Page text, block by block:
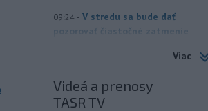
09:24 - V stredu sa bude dať
pozorovať čiastočné zatmenie
podala v súvislosti s určením
volebných obvodov celkovo osem
Viac
Videá a prenosy
TASR TV